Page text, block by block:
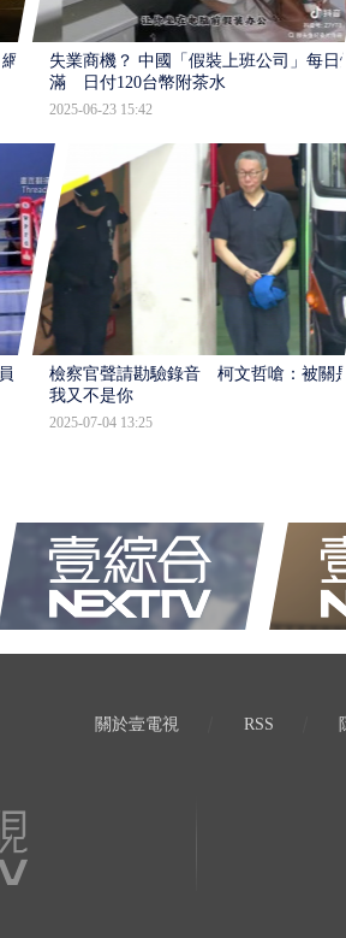
失業商機？ 中國「假裝上班公司」每日
滿 日付120台幣附茶水
2025-06-23 15:42
檢察官聲請勘驗錄音 柯文哲嗆：被關是
我又不是你
2025-07-04 13:25
關於壹電視 RSS